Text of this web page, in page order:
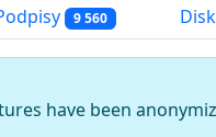
9 560
have been